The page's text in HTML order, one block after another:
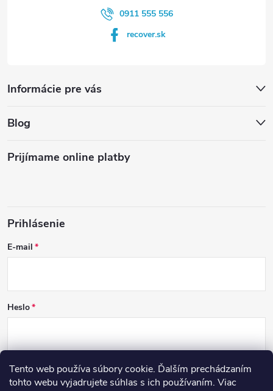
Tento web používa súbory cookie. Ďalším prechádzaním
tohto webu vyjadrujete súhlas s ich používaním. Viac
0911 555 556
recover.sk
Informácie pre vás
Blog
Prijímame online platby
Prihlásenie
E-mail
Heslo
PRIHLÁSIŤ SA